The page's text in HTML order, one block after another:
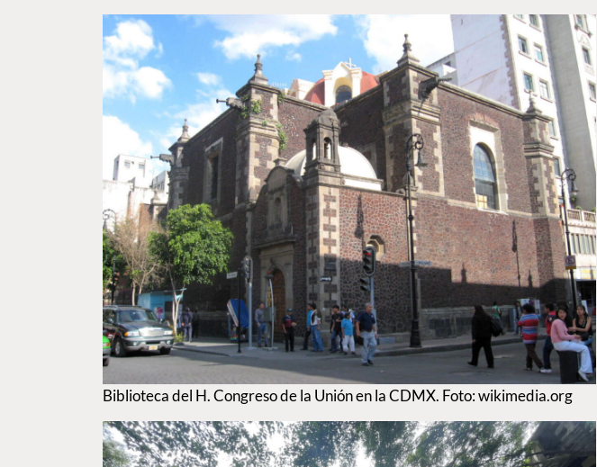
Biblioteca del H. Congreso de la Unión en la CDMX. Foto: wikimedia.org